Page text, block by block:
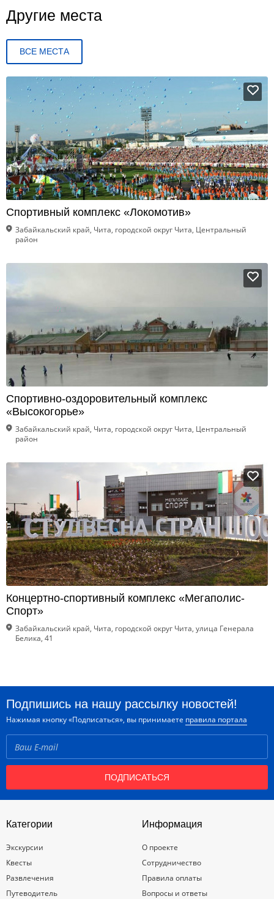
Другие места
ВСЕ МЕСТА
Спортивный комплекс «Локомотив»
Забайкальский край, Чита, городской округ Чита, Центральный
район
Спортивно-оздоровительный комплекс
«Высокогорье»
Забайкальский край, Чита, городской округ Чита, Центральный
район
Концертно-спортивный комплекс «Мегаполис-
Спорт»
Забайкальский край, Чита, городской округ Чита, улица Генерала
Белика, 41
Подпишись на нашу рассылку новостей!
Нажимая кнопку «Подписаться», вы принимаете правила портала
ПОДПИСАТЬСЯ
Категории
Экскурсии
Квесты
Развлечения
Путеводитель
Информация
О проекте
Сотрудничество
Правила оплаты
Вопросы и ответы